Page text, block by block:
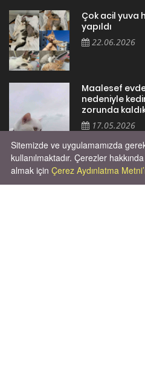
Çok acil yuva
yapıldı
22.06.2026
Maalesef
nedeniyle
zorunda
17.05.2026
Sitemizde ve uygulamamızda
kullanılmaktadır. Çerezler
almak için Çerez Aydınlatma